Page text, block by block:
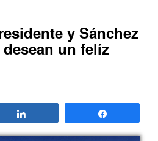
y Sánchez
un felíz